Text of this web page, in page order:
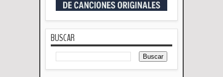
BUSCAR